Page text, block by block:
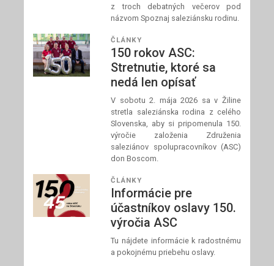
z troch debatných večerov pod
názvom Spoznaj saleziánsku rodinu.
ČLÁNKY
150 rokov ASC:
Stretnutie, ktoré sa
nedá len opísať
V sobotu 2. mája 2026 sa v Žiline
stretla saleziánska rodina z celého
Slovenska, aby si pripomenula 150.
výročie založenia Združenia
saleziánov spolupracovníkov (ASC)
don Boscom.
ČLÁNKY
Informácie pre
účastníkov oslavy 150.
výročia ASC
Tu nájdete informácie k radostnému
a pokojnému priebehu oslavy.